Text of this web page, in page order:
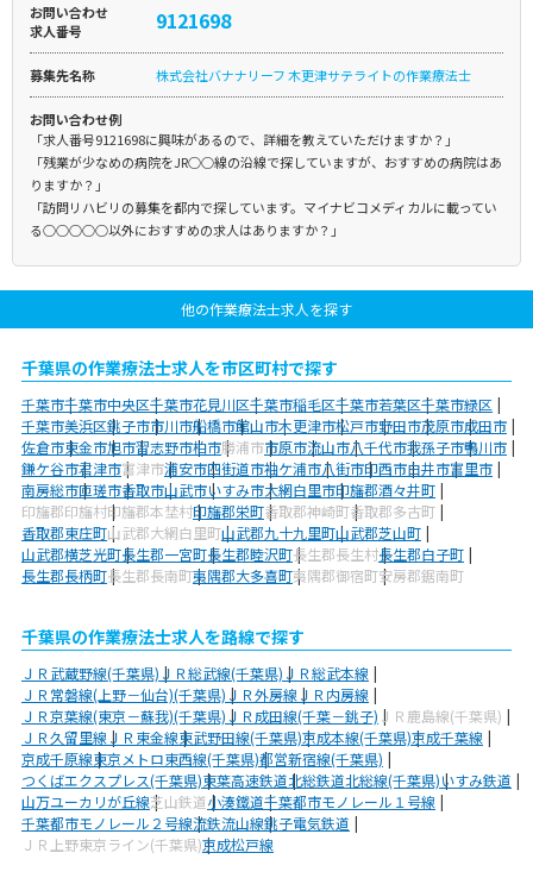
お問い合わせ
求人番号
9121698
募集先名称 株式会社バナナリーフ 木更津サテライトの作業療法士
お問い合わせ例
「求人番号9121698に興味があるので、詳細を教えていただけますか？」
「残業が少なめの病院をJR○○線の沿線で探していますが、おすすめの病院はあ
りますか？」
「訪問リハビリの募集を都内で探しています。マイナビコメディカルに載ってい
る○○○○○以外におすすめの求人はありますか？」
他の作業療法士求人を探す
千葉県の作業療法士求人を市区町村で探す
千葉市千葉市中央区千葉市花見川区千葉市稲毛区千葉市若葉区千葉市緑区
千葉市美浜区銚子市市川市船橋市館山市木更津市松戸市野田市茂原市成田市
佐倉市東金市旭市習志野市柏市勝浦市市原市流山市八千代市我孫子市鴨川市
鎌ケ谷市君津市富津市浦安市四街道市袖ケ浦市八街市印西市白井市富里市
南房総市匝瑳市香取市山武市いすみ市大網白里市印旛郡酒々井町
印旛郡印旛村印旛郡本埜村印旛郡栄町香取郡神崎町香取郡多古町
香取郡東庄町山武郡大網白里町山武郡九十九里町山武郡芝山町
山武郡横芝光町長生郡一宮町長生郡睦沢町長生郡長生村長生郡白子町
長生郡長柄町長生郡長南町夷隅郡大多喜町夷隅郡御宿町安房郡鋸南町
千葉県の作業療法士求人を路線で探す
ＪＲ武蔵野線(千葉県)ＪＲ総武線(千葉県)ＪＲ総武本線
ＪＲ常磐線(上野－仙台)(千葉県)ＪＲ外房線ＪＲ内房線
ＪＲ京葉線(東京－蘇我)(千葉県)ＪＲ成田線(千葉－銚子) ＪＲ鹿島線(千葉県)
ＪＲ久留里線ＪＲ東金線東武野田線(千葉県)京成本線(千葉県)京成千葉線
京成千原線東京メトロ東西線(千葉県)都営新宿線(千葉県)
つくばエクスプレス(千葉県)東葉高速鉄道北総鉄道北総線(千葉県)いすみ鉄道
山万ユーカリが丘線芝山鉄道小湊鐵道千葉都市モノレール１号線
千葉都市モノレール２号線流鉄流山線銚子電気鉄道
ＪＲ上野東京ライン(千葉県)京成松戸線